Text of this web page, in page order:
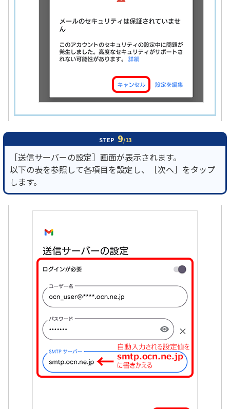
STEP 9/13
［送信サーバーの設定］画面が表示されます。
以下の表を参照して各項目を設定し、［次へ］をタップ
します。